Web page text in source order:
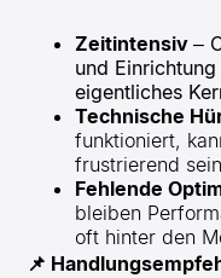
Zeitintensiv–
und
eigentliches
Technische
funktioniert,
frustrierend
Fehlende
bleiben
oft hinter den
📌